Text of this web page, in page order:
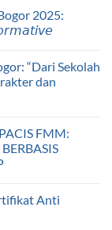
2025:
“Dari Sekolah
dan
FMM:
Anti